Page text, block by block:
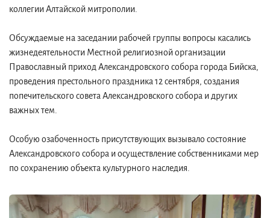
коллегии Алтайской митрополии.
Обсуждаемые на заседании рабочей группы вопросы касались
жизнедеятельности Местной религиозной организации
Православный приход Александровского собора города Бийска,
проведения престольного праздника 12 сентября, создания
попечительского совета Александровского собора и других
важных тем.
Особую озабоченность присутствующих вызывало состояние
Александровского собора и осуществление собственниками мер
по сохранению объекта культурного наследия.